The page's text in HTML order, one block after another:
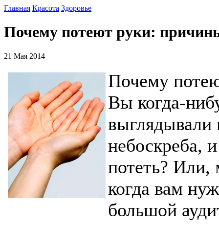
Главная Красота Здоровье
Почему потеют руки:
21 Мая 2014
Почему
Вы когда-
выглядывали
небоскреба,
потеть? Или,
когда вам
большой